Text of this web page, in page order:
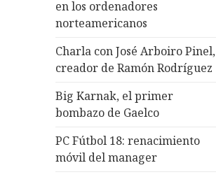
en los ordenadores
norteamericanos
Charla con José Arboiro Pinel,
creador de Ramón Rodríguez
Big Karnak, el primer
bombazo de Gaelco
PC Fútbol 18: renacimiento
móvil del manager